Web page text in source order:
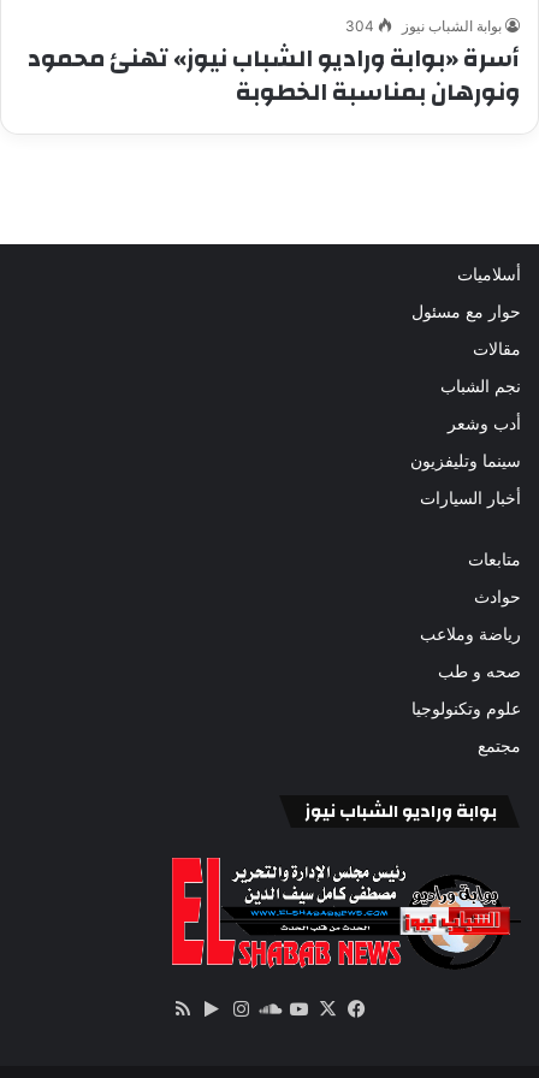
بوابة الشباب نيوز 304
أسرة «بوابة وراديو الشباب نيوز» تهنئ محمود
ونورهان بمناسبة الخطوبة
أسلاميات
حوار مع مسئول
مقالات
نجم الشباب
أدب وشعر
سينما وتليفزيون
أخبار السيارات
متابعات
حوادث
رياضة وملاعب
صحه و طب
علوم وتكنولوجيا
مجتمع
بوابة وراديو الشباب نيوز
فيسبوك
‫X
‫YouTube
ساوندانستقرام‏Google